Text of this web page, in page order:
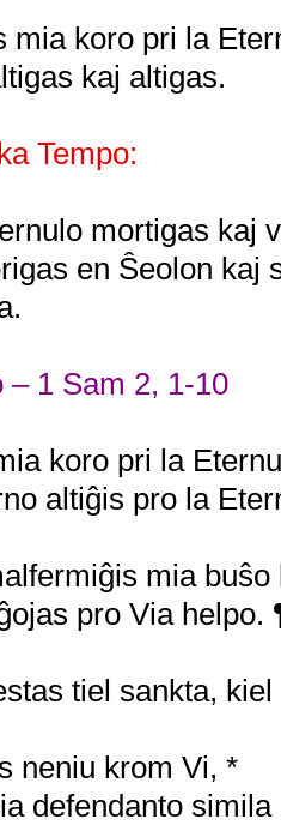
mia koro pri la
kaj altigas.
Tempo:
mortigas kaj
en Ŝeolon kaj
– 1 Sam 2, 1-10
koro pri la
altiĝis pro la
mia
pro Via helpo.
tiel sankta,
neniu krom Vi, *
defendanto